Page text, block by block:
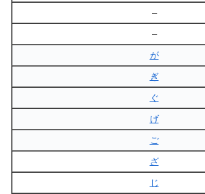
–
–
が
ぎ
ぐ
げ
ご
ざ
じ